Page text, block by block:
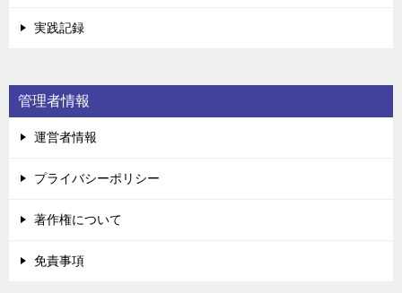
実践記録
管理者情報
運営者情報
プライバシーポリシー
著作権について
免責事項